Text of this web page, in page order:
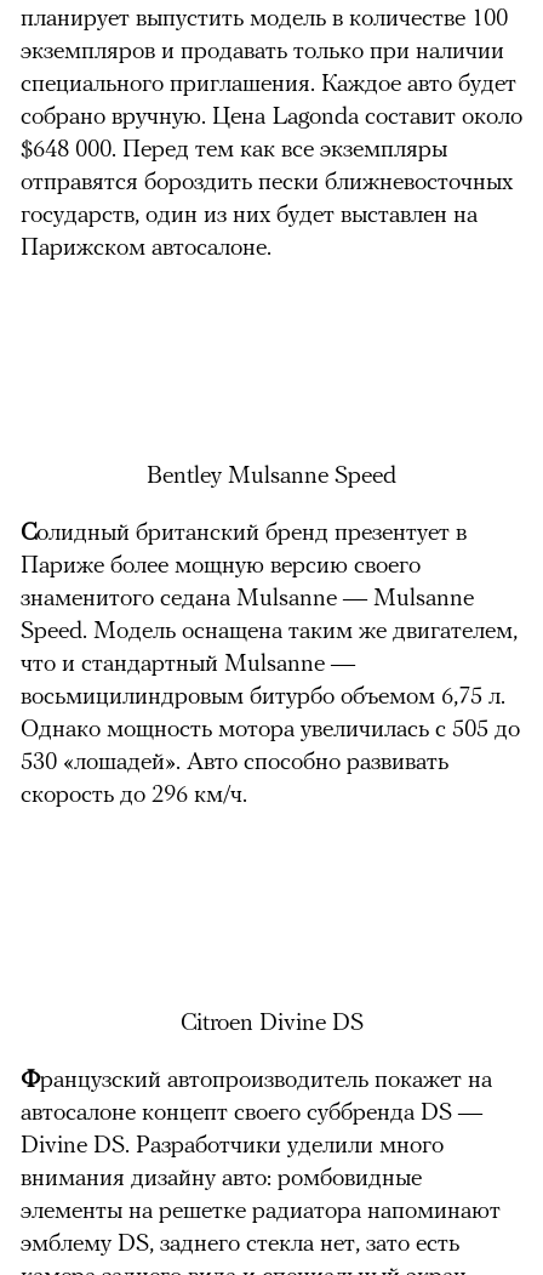
планирует выпустить модель в количестве 100
экземпляров и продавать только при наличии
специального приглашения. Каждое авто будет
собрано вручную. Цена Lagonda составит около
$648 000. Перед тем как все экземпляры
отправятся бороздить пески ближневосточных
государств, один из них будет выставлен на
Парижском автосалоне.
Bentley Mulsanne Speed
Солидный британский бренд презентует в
Париже более мощную версию своего
знаменитого седана Mulsanne — Mulsanne
Speed. Модель оснащена таким же двигателем,
что и стандартный Mulsanne —
восьмицилиндровым битурбо объемом 6,75 л.
Однако мощность мотора увеличилась с 505 до
530 «лошадей». Авто способно развивать
скорость до 296 км/ч.
Citroen Divine DS
Французский автопроизводитель покажет на
автосалоне концепт своего суббренда DS —
Divine DS. Разработчики уделили много
внимания дизайну авто: ромбовидные
элементы на решетке радиатора напоминают
эмблему DS, заднего стекла нет, зато есть